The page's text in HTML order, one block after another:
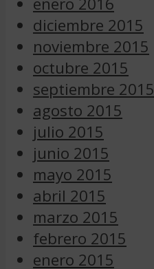
diciembre 2015
noviembre 2015
octubre 2015
septiembre 2015
agosto 2015
julio 2015
junio 2015
mayo 2015
abril 2015
marzo 2015
febrero 2015
enero 2015